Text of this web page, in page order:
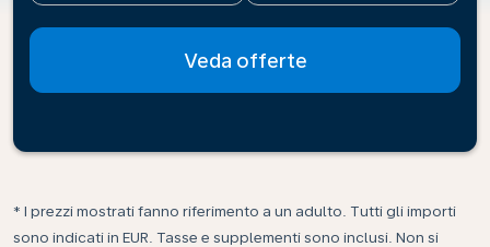
Veda offerte
* I prezzi mostrati fanno riferimento a un adulto. Tutti gli importi
sono indicati in EUR. Tasse e supplementi sono inclusi. Non si